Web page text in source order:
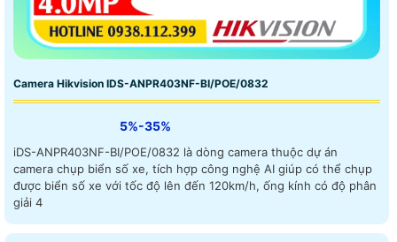
Camera Hikvision IDS-ANPR403NF-BI/POE/0832
5%-35%
iDS-ANPR403NF-BI/POE/0832 là dòng camera thuộc dự án
camera chụp biển số xe, tích hợp công nghệ AI giúp có thể chụp
được biển số xe với tốc độ lên đến 120km/h, ống kính có độ phân
giải 4